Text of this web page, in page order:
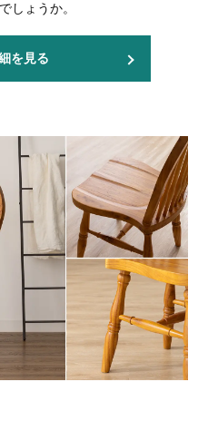
しょうか。
を見る